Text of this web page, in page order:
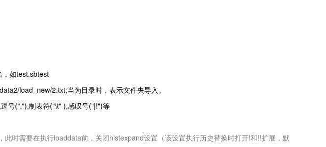
如test.sbtest
load_new/2.txt;当为目录时，表示文件夹导入。
号(","),制表符("\t" ),感叹号("|!")等
时需要在执行loaddata前，关闭histexpand设置（该设置执行历史替换时打开!和!!扩展，默